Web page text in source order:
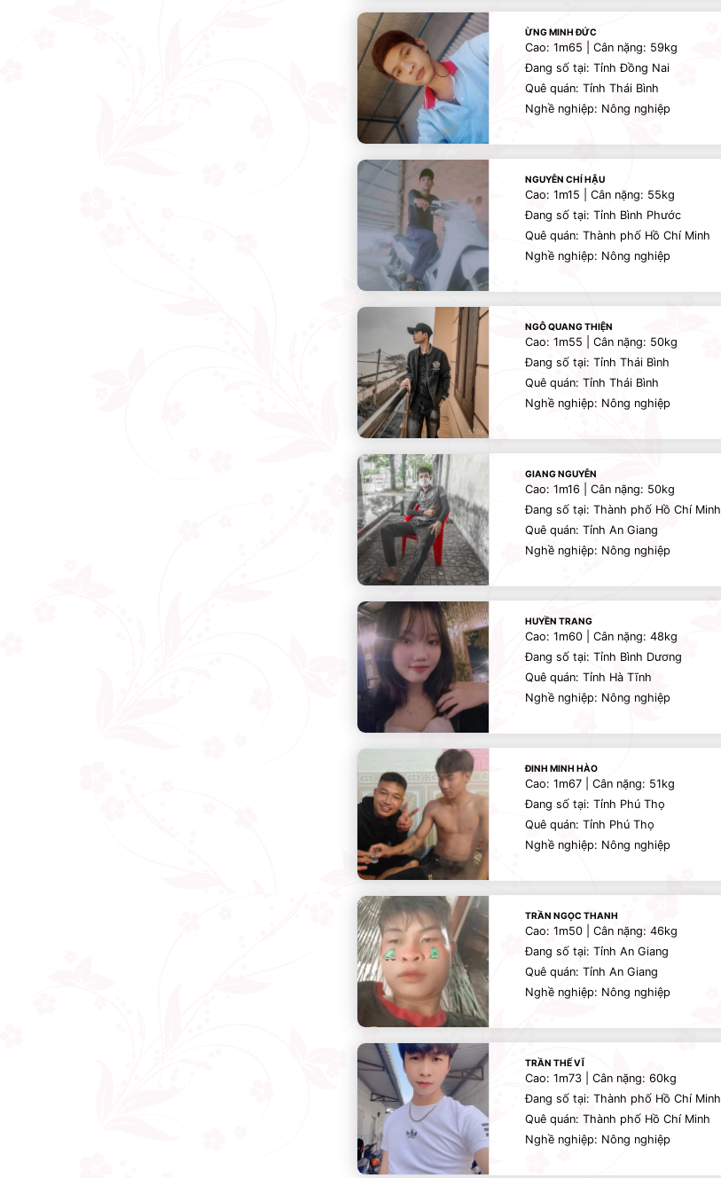
ỪNG MINH ĐỨC
Cao: 1m65 | Cân nặng: 59kg
Đang số tại: Tỉnh Đồng Nai
Quê quán: Tỉnh Thái Bình
Nghề nghiệp: Nông nghiệp
NGUYỄN CHÍ HẬU
Cao: 1m15 | Cân nặng: 55kg
Đang số tại: Tỉnh Bình Phước
Quê quán: Thành phố Hồ Chí Minh
Nghề nghiệp: Nông nghiệp
NGÔ QUANG THIỆN
Cao: 1m55 | Cân nặng: 50kg
Đang số tại: Tỉnh Thái Bình
Quê quán: Tỉnh Thái Bình
Nghề nghiệp: Nông nghiệp
GIANG NGUYỄN
Cao: 1m16 | Cân nặng: 50kg
Đang số tại: Thành phố Hồ Chí Minh
Quê quán: Tỉnh An Giang
Nghề nghiệp: Nông nghiệp
HUYỀN TRANG
Cao: 1m60 | Cân nặng: 48kg
Đang số tại: Tỉnh Bình Dương
Quê quán: Tỉnh Hà Tĩnh
Nghề nghiệp: Nông nghiệp
ĐINH MINH HÀO
Cao: 1m67 | Cân nặng: 51kg
Đang số tại: Tỉnh Phú Thọ
Quê quán: Tỉnh Phú Thọ
Nghề nghiệp: Nông nghiệp
TRẦN NGỌC THANH
Cao: 1m50 | Cân nặng: 46kg
Đang số tại: Tỉnh An Giang
Quê quán: Tỉnh An Giang
Nghề nghiệp: Nông nghiệp
TRẦN THẾ VĨ
Cao: 1m73 | Cân nặng: 60kg
Đang số tại: Thành phố Hồ Chí Minh
Quê quán: Thành phố Hồ Chí Minh
Nghề nghiệp: Nông nghiệp